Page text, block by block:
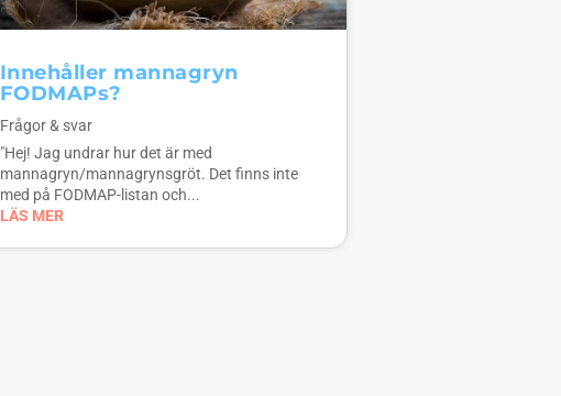
Innehåller mannagryn
FODMAPs?
Frågor & svar
"Hej! Jag undrar hur det är med
mannagryn/mannagrynsgröt. Det finns inte
med på FODMAP-listan och...
LÄS MER